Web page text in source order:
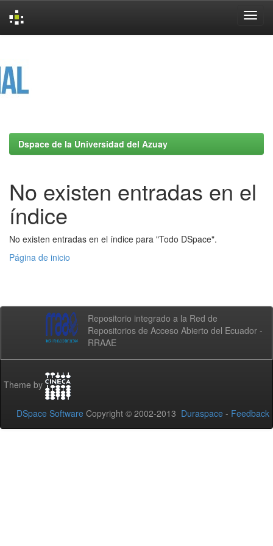
Dspace de la Universidad del Azuay
No existen entradas en el
índice
No existen entradas en el índice para "Todo DSpace".
Página de inicio
Repositorio integrado a la Red de
Repositorios de Acceso Abierto del Ecuador -
RRAAE
Theme by
DSpace Software Copyright © 2002-2013 Duraspace - Feedback